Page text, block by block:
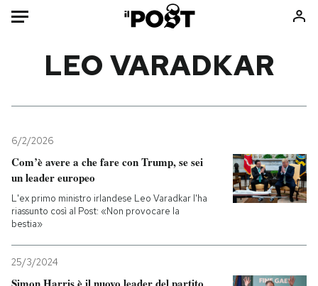
Mondo
Politica
Tecnologia
Internet
Economia
Sport
Consumismi
Ok Boomer!
Mondiali calcio 2026
LEO VARADKAR
6/2/2026
Com’è avere a che fare con Trump, se sei
un leader europeo
L'ex primo ministro irlandese Leo Varadkar l'ha
riassunto così al Post: «Non provocare la
bestia»
25/3/2024